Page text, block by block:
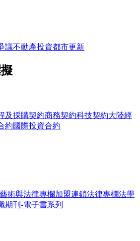
議不動產投資都市更新
及採購契約商務契約科技契約大陸經
約國際投資合約
術與法律專欄加盟連鎖法律專欄法學
期刊-電子書系列